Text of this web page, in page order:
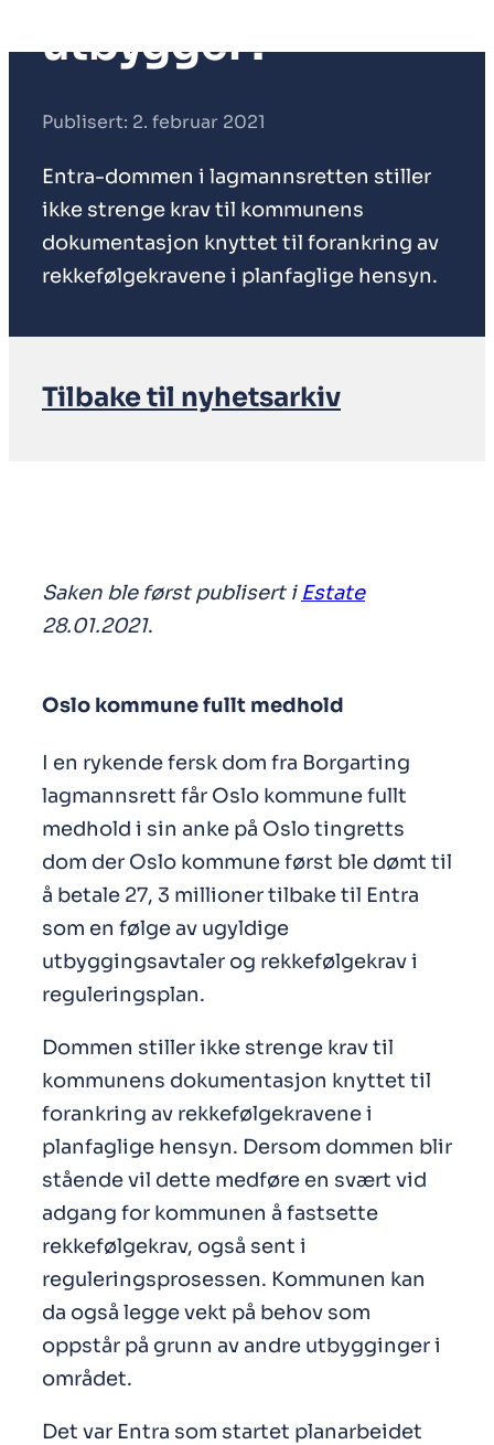
utbygger?
Publisert: 2. februar 2021
Entra-dommen i lagmannsretten stiller
ikke strenge krav til kommunens
dokumentasjon knyttet til forankring av
rekkefølgekravene i planfaglige hensyn.
Tilbake til nyhetsarkiv
Saken ble først publisert i Estate
28.01.2021.
Oslo kommune fullt medhold
I en rykende fersk dom fra Borgarting
lagmannsrett får Oslo kommune fullt
medhold i sin anke på Oslo tingretts
dom der Oslo kommune først ble dømt til
å betale 27, 3 millioner tilbake til Entra
som en følge av ugyldige
utbyggingsavtaler og rekkefølgekrav i
reguleringsplan.
Dommen stiller ikke strenge krav til
kommunens dokumentasjon knyttet til
forankring av rekkefølgekravene i
planfaglige hensyn. Dersom dommen blir
stående vil dette medføre en svært vid
adgang for kommunen å fastsette
rekkefølgekrav, også sent i
reguleringsprosessen. Kommunen kan
da også legge vekt på behov som
oppstår på grunn av andre utbygginger i
området.
Det var Entra som startet planarbeidet